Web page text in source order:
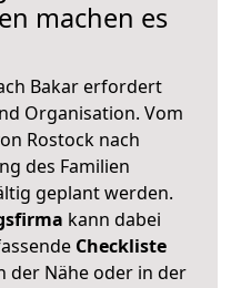
machen es
Bakar erfordert
Organisation. Vom
Rostock nach
des Familien
geplant werden.
kann dabei
Checkliste
der Nähe oder in der